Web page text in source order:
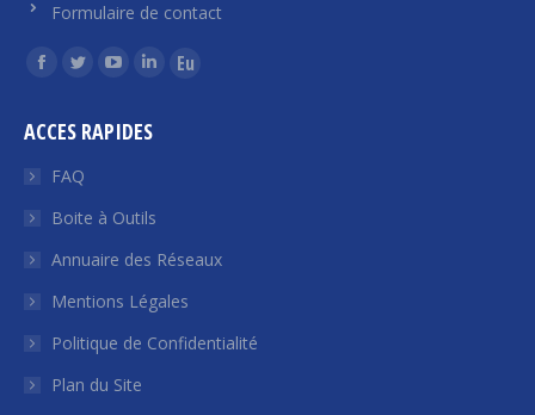
Formulaire de contact
Trouvez nous sur :
La
Facebook
s'ouvre
une
nouvelle
fenêtre
La
Twitter
s'ouvre
une
nouvelle
fenêtre
La
YouTube
une
nouvelle
fenêtre
La
LinkedIn
une
nouvelle
fenêtre
La
nouvelle
fenêtre
ACCES RAPIDES
FAQ
Boite à Outils
Annuaire des Réseaux
Mentions Légales
Politique de Confidentialité
Plan du Site